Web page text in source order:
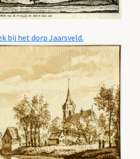
bij het dorp Jaarsveld.